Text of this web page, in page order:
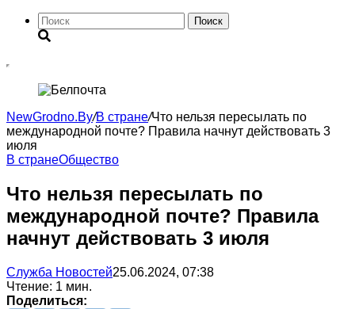
Поиск
NewGrodno.By/В стране/Что нельзя пересылать по
международной почте? Правила начнут действовать 3
июля
В странеОбщество
Что нельзя пересылать по
международной почте? Правила
начнут действовать 3 июля
Служба Новостей25.06.2024, 07:38
Чтение: 1 мин.
Поделиться: